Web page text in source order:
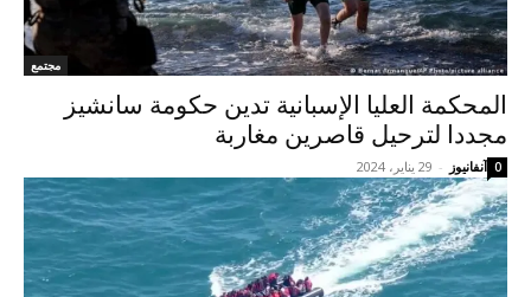
مجتمع
المحكمة العليا الإسبانية تدين حكومة سانشيز
مجددا لترحيل قاصرين مغاربة
آنفانيوز - 29 يناير، 2024 0